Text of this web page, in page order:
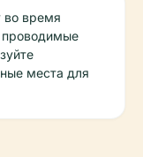
во время
проводимые
места для